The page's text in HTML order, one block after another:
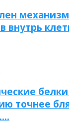
внутрь
точнее